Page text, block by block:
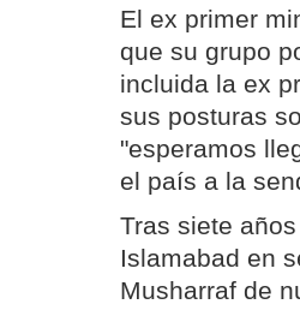
El ex primer
que su grupo
incluida la ex
sus posturas
"esperamos
el país a la
Tras siete
Islamabad en
Musharraf de